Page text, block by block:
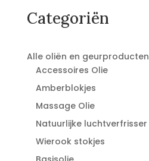
Categoriën
Alle oliën en geurproducten
Accessoires Olie
Amberblokjes
Massage Olie
Natuurlijke luchtverfrisser
Wierook stokjes